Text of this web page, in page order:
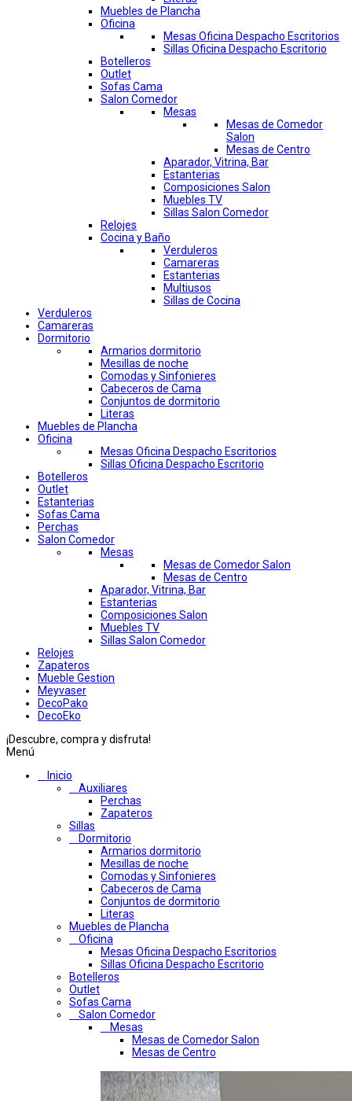
Muebles de Plancha
Oficina
Mesas Oficina Despacho Escritorios
Sillas Oficina Despacho Escritorio
Botelleros
Outlet
Sofas Cama
Salon Comedor
Mesas
Mesas de Comedor
Salon
Mesas de Centro
Aparador, Vitrina, Bar
Estanterias
Composiciones Salon
Muebles TV
Sillas Salon Comedor
Relojes
Cocina y Baño
Verduleros
Camareras
Estanterias
Multiusos
Sillas de Cocina
Verduleros
Camareras
Dormitorio
Armarios dormitorio
Mesillas de noche
Comodas y Sinfonieres
Cabeceros de Cama
Conjuntos de dormitorio
Literas
Muebles de Plancha
Oficina
Mesas Oficina Despacho Escritorios
Sillas Oficina Despacho Escritorio
Botelleros
Outlet
Estanterias
Sofas Cama
Perchas
Salon Comedor
Mesas
Mesas de Comedor Salon
Mesas de Centro
Aparador, Vitrina, Bar
Estanterias
Composiciones Salon
Muebles TV
Sillas Salon Comedor
Relojes
Zapateros
Mueble Gestion
Meyvaser
DecoPako
DecoEko
¡Descubre, compra y disfruta!
Menú
Inicio
Auxiliares
Perchas
Zapateros
Sillas
Dormitorio
Armarios dormitorio
Mesillas de noche
Comodas y Sinfonieres
Cabeceros de Cama
Conjuntos de dormitorio
Literas
Muebles de Plancha
Oficina
Mesas Oficina Despacho Escritorios
Sillas Oficina Despacho Escritorio
Botelleros
Outlet
Sofas Cama
Salon Comedor
Mesas
Mesas de Comedor Salon
Mesas de Centro